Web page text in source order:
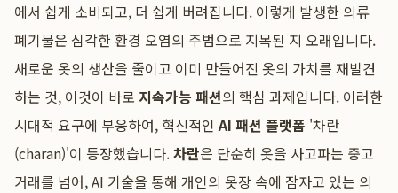
에서 쉽게 소비되고, 더 쉽게 버려집니다. 이렇게 발생한 의류
폐기물은 심각한 환경 오염의 주범으로 지목된 지 오래입니다.
새로운 옷의 생산을 줄이고 이미 만들어진 옷의 가치를 재발견
하는 것, 이것이 바로 지속가능 패션의 핵심 과제입니다. 이러한
시대적 요구에 부응하여, 혁신적인AI 패션 플랫폼 '차란
(charan)'이 등장했습니다.차란은 단순히 옷을 사고파는 중고
거래를 넘어, AI 기술을 통해 개인의 옷장 속에 잠자고 있는 의